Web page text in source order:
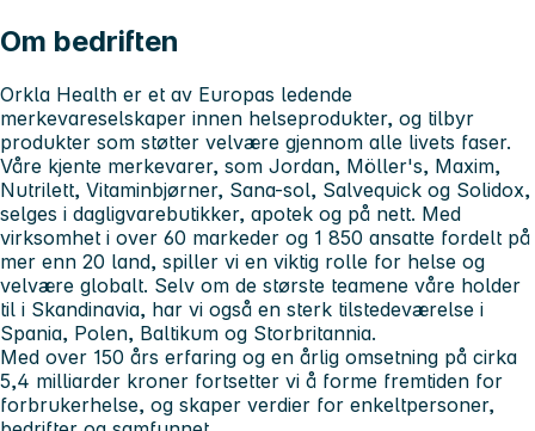
Om bedriften
Orkla Health er et av Europas ledende
merkevareselskaper innen helseprodukter, og tilbyr
produkter som støtter velvære gjennom alle livets faser.
Våre kjente merkevarer, som Jordan, Möller's, Maxim,
Nutrilett, Vitaminbjørner, Sana-sol, Salvequick og Solidox,
selges i dagligvarebutikker, apotek og på nett. Med
virksomhet i over 60 markeder og 1 850 ansatte fordelt på
mer enn 20 land, spiller vi en viktig rolle for helse og
velvære globalt. Selv om de største teamene våre holder
til i Skandinavia, har vi også en sterk tilstedeværelse i
Spania, Polen, Baltikum og Storbritannia.
Med over 150 års erfaring og en årlig omsetning på cirka
5,4 milliarder kroner fortsetter vi å forme fremtiden for
forbrukerhelse, og skaper verdier for enkeltpersoner,